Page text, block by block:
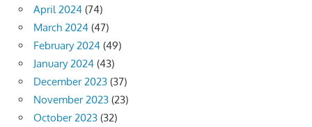
April 2024 (74)
March 2024 (47)
February 2024 (49)
January 2024 (43)
December 2023 (37)
November 2023 (23)
October 2023 (32)